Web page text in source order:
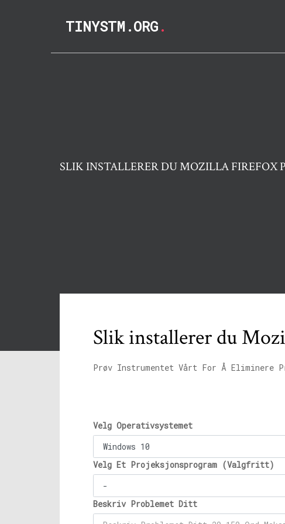
TINYSTM.ORG.
SLIK INSTALLERER DU MOZILLA FIREFOX
Slik installerer du
Prøv Instrumentet Vårt For Å Eliminere
Velg Operativsystemet
Velg Et Projeksjonsprogram (Valgfritt)
Beskriv Problemet Ditt